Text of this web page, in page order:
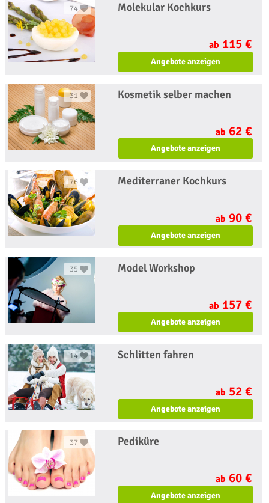
74 Molekular Kochkurs
ab 115 €
Angebote anzeigen
31 Kosmetik selber machen
ab 62 €
Angebote anzeigen
76 Mediterraner Kochkurs
ab 90 €
Angebote anzeigen
35 Model Workshop
ab 157 €
Angebote anzeigen
14 Schlitten fahren
ab 52 €
Angebote anzeigen
37 Pediküre
ab 60 €
Angebote anzeigen